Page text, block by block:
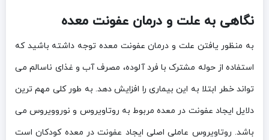
نگاهی به علت و درمان عفونت معده
به منظور یافتن علت و درمان عفونت معده توجه داشته باشید که
استفاده از حوله مشترک با فرد آلوده، مصرف آب و غذای ناسالم می
تواند خطر ابتلا به این بیماری را افزایش دهد. به طور کلی مهم ترین
دلایل ایجاد عفونت در معده مربوط به روتاویروس و نوروویروس می
باشد. روتاویروس عاملی اصلی ایجاد عفونت در معده کودکان است